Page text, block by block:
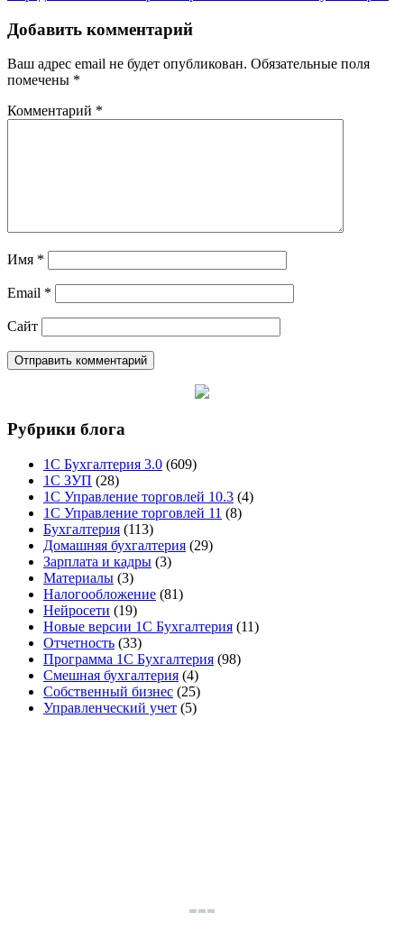
по
записям
Добавить комментарий
Ваш адрес email не будет опубликован. Обязательные поля
помечены *
Комментарий *
Имя *
Email *
Сайт
Рубрики блога
1С Бухгалтерия 3.0 (609)
1С ЗУП (28)
1С Управление торговлей 10.3 (4)
1С Управление торговлей 11 (8)
Бухгалтерия (113)
Домашняя бухгалтерия (29)
Зарплата и кадры (3)
Материалы (3)
Налогообложение (81)
Нейросети (19)
Новые версии 1С Бухгалтерия (11)
Отчетность (33)
Программа 1С Бухгалтерия (98)
Смешная бухгалтерия (4)
Собственный бизнес (25)
Управленческий учет (5)